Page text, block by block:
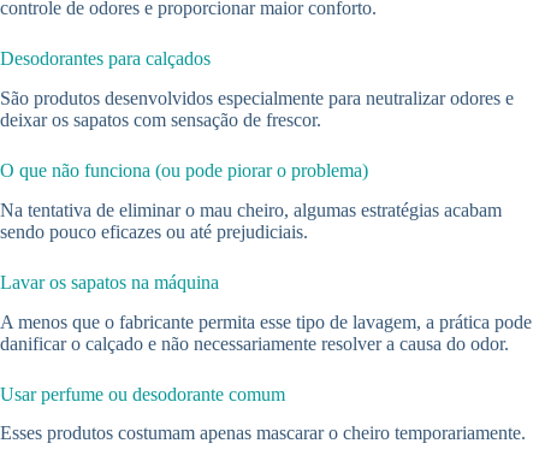
controle de odores e proporcionar maior conforto.
Desodorantes para calçados
São produtos desenvolvidos especialmente para neutralizar odores e
deixar os sapatos com sensação de frescor.
O que não funciona (ou pode piorar o problema)
Na tentativa de eliminar o mau cheiro, algumas estratégias acabam
sendo pouco eficazes ou até prejudiciais.
Lavar os sapatos na máquina
A menos que o fabricante permita esse tipo de lavagem, a prática pode
danificar o calçado e não necessariamente resolver a causa do odor.
Usar perfume ou desodorante comum
Esses produtos costumam apenas mascarar o cheiro temporariamente.